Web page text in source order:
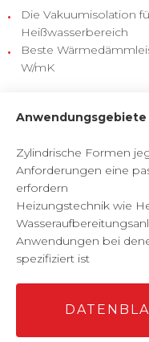
Die Vakuumisolation
Heißwasserbereich
Beste
W/mK
Anwendungsgebiete
Zylindrische Formen
Anforderungen eine
erfordern
Heizungstechnik wie
Anwendungen bei
spezifiziert ist